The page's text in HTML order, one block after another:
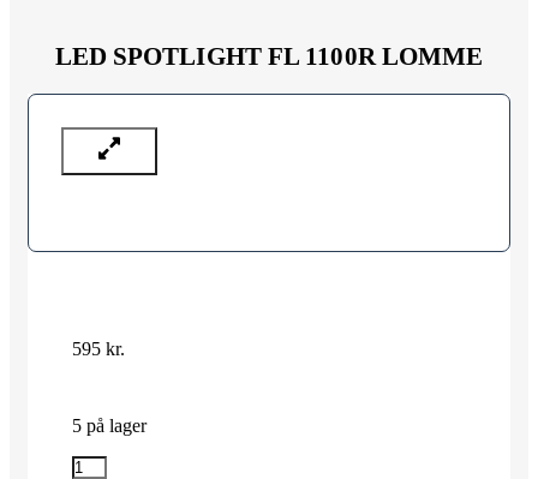
LED SPOTLIGHT FL 1100R LOMME
595 kr.
5 på lager